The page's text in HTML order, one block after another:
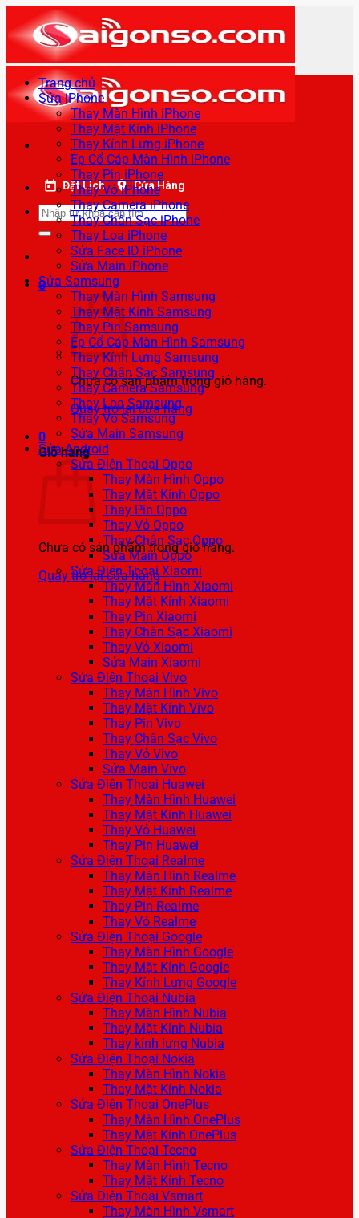
qua
nội
dung
Đặt Lịch Cửa Hàng
Tìm
kiếm:
0
Chưa có sản phẩm trong giỏ hàng.
Quay trở lại cửa hàng
0
Giỏ hàng
Chưa có sản phẩm trong giỏ hàng.
Quay trở lại cửa hàng
Trang chủ
Sửa iPhone
Thay Màn Hình iPhone
Thay Mặt Kính iPhone
Thay Kính Lưng iPhone
Ép Cổ Cáp Màn Hình iPhone
Thay Pin iPhone
Thay Vỏ iPhone
Thay Camera iPhone
Thay Chân Sạc iPhone
Thay Loa iPhone
Sửa Face ID iPhone
Sửa Main iPhone
Sửa Samsung
Thay Màn Hình Samsung
Thay Mặt Kính Samsung
Thay Pin Samsung
Ép Cổ Cáp Màn Hình Samsung
Thay Kính Lưng Samsung
Thay Chân Sạc Samsung
Thay Camera Samsung
Thay Loa Samsung
Thay Vỏ Samsung
Sửa Main Samsung
Sửa Android
Sửa Điện Thoại Oppo
Thay Màn Hình Oppo
Thay Mặt Kính Oppo
Thay Pin Oppo
Thay Vỏ Oppo
Thay Chân Sạc Oppo
Sửa Main Oppo
Sửa Điện Thoại Xiaomi
Thay Màn Hình Xiaomi
Thay Mặt Kính Xiaomi
Thay Pin Xiaomi
Thay Chân Sạc Xiaomi
Thay Vỏ Xiaomi
Sửa Main Xiaomi
Sửa Điện Thoại Vivo
Thay Màn Hình Vivo
Thay Mặt Kính Vivo
Thay Pin Vivo
Thay Chân Sạc Vivo
Thay Vỏ Vivo
Sửa Main Vivo
Sửa Điện Thoại Huawei
Thay Màn Hình Huawei
Thay Mặt Kính Huawei
Thay Vỏ Huawei
Thay Pin Huawei
Sửa Điện Thoại Realme
Thay Màn Hình Realme
Thay Mặt Kính Realme
Thay Pin Realme
Thay Vỏ Realme
Sửa Điện Thoại Google
Thay Màn Hình Google
Thay Mặt Kính Google
Thay Kính Lưng Google
Sửa Điện Thoại Nubia
Thay Màn Hình Nubia
Thay Mặt Kính Nubia
Thay kính lưng Nubia
Sửa Điện Thoại Nokia
Thay Màn Hình Nokia
Thay Mặt Kính Nokia
Sửa Điện Thoại OnePlus
Thay Màn Hình OnePlus
Thay Mặt Kính OnePlus
Sửa Điện Thoại Tecno
Thay Màn Hình Tecno
Thay Mặt Kính Tecno
Sửa Điện Thoại Vsmart
Thay Màn Hình Vsmart